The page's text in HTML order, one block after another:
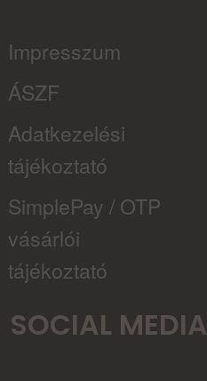
Impresszum
ÁSZF
Adatkezelési
tájékoztató
SimplePay / OTP
vásárlói
tájékoztató
SOCIAL MEDIA